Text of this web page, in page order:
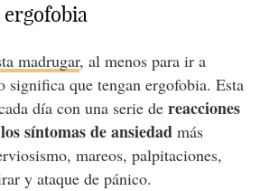
ergofobia
madrugar, al menos para ir a
significa que tengan ergofobia. Esta
día con una serie de reacciones
síntomas de ansiedad más
mareos, palpitaciones,
y ataque de pánico.